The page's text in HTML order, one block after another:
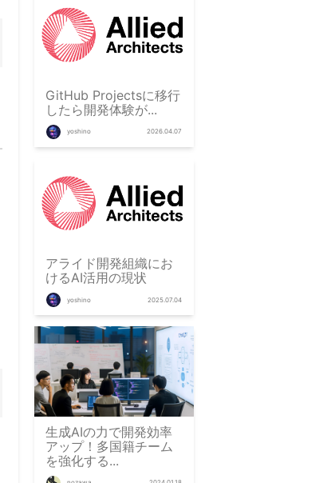
GitHub Projectsに移行
したら開発体験が...
yoshino 2026.04.07
アライド開発組織にお
けるAI活用の現状
yoshino 2025.07.04
生成AIの力で開発効率
アップ！多国籍チーム
を強化する...